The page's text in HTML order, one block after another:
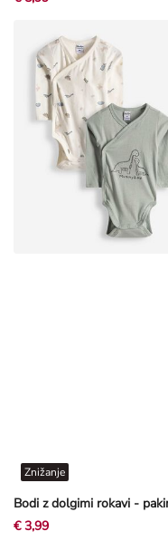
Znižanje
€ 3,99